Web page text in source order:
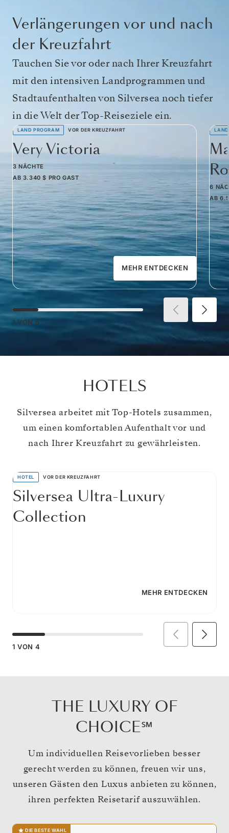
Verlängerungen vor und nach
der Kreuzfahrt
Tauchen Sie vor oder nach Ihrer Kreuzfahrt
mit den intensiven Landprogrammen und
Stadtaufenthalten von Silversea noch tiefer
in die Welt der Top-Reiseziele ein.
LAND PROGRAM VOR DER KREUZFAHRT
Very Victoria
3 NÄCHTE
AB 3.340 $ PRO GAST
MEHR ENTDECKEN
6
AB
1 VON 5
HOTELS
Silversea arbeitet mit Top-Hotels zusammen,
um einen komfortablen Aufenthalt vor und
nach Ihrer Kreuzfahrt zu gewährleisten.
HOTEL VOR DER KREUZFAHRT
Silversea Ultra-Luxury
Collection
MEHR ENTDECKEN
1 VON 4
THE LUXURY OF
CHOICE℠
Um individuellen Reisevorlieben besser
gerecht werden zu können, freuen wir uns,
unseren Gästen den Luxus anbieten zu können,
ihren perfekten Reisetarif auszuwählen.
DIE BESTE WAHL